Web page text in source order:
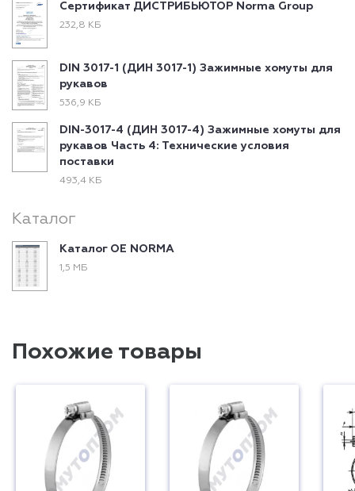
Сертификат ДИСТРИБЬЮТОР Norma Group
232,8 КБ
DIN 3017-1 (ДИН 3017-1) Зажимные хомуты для
рукавов
536,9 КБ
DIN-3017-4 (ДИН 3017-4) Зажимные хомуты для
рукавов Часть 4: Технические условия
поставки
493,4 КБ
Каталог
Каталог ОЕ NORMA
1,5 МБ
Похожие товары